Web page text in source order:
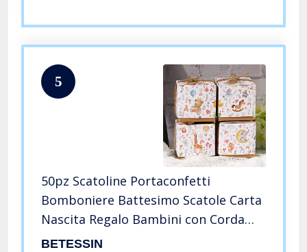
5
50pz Scatoline Portaconfetti
Bomboniere Battesimo Scatole Carta
Nascita Regalo Bambini con Corda
Iuta Stampa Elefante Fiori
BETESSIN